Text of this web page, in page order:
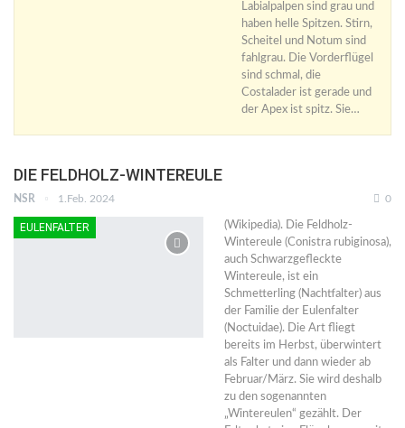
Labialpalpen sind grau und
haben helle Spitzen. Stirn,
Scheitel und Notum sind
fahlgrau. Die Vorderflügel
sind schmal, die
Costalader ist gerade und
der Apex ist spitz. Sie…
DIE FELDHOLZ-WINTEREULE
NSR 1.Feb. 2024 0
EULENFALTER
(Wikipedia). Die Feldholz-
Wintereule (Conistra rubiginosa),
auch Schwarzgefleckte
Wintereule, ist ein
Schmetterling (Nachtfalter) aus
der Familie der Eulenfalter
(Noctuidae). Die Art fliegt
bereits im Herbst, überwintert
als Falter und dann wieder ab
Februar/März. Sie wird deshalb
zu den sogenannten
„Wintereulen“ gezählt. Der